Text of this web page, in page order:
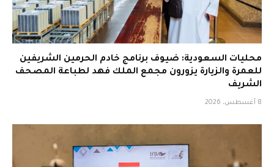
محليات السعودية: ضيوف برنامج خادم الحرمين الشريفين
للعمرة والزيارة يزورون مجمع الملك فهد لطباعة المصحف
الشريف
8 أغسطس، 2026